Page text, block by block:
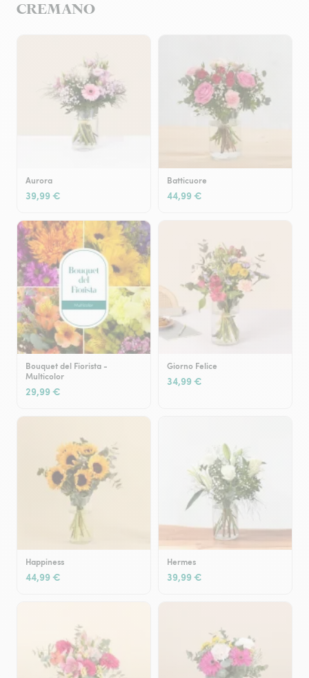
CREMANO
Aurora
39,99 €
Batticuore
44,99 €
Bouquet del Fiorista -
Multicolor
29,99 €
Giorno Felice
34,99 €
Happiness
44,99 €
Hermes
39,99 €